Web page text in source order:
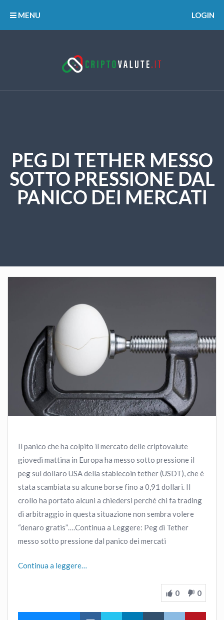
MENU LOGIN
PEG DI TETHER MESSO
SOTTO PRESSIONE DAL
PANICO DEI MERCATI
Il panico che ha colpito il mercato delle criptovalute
giovedì mattina in Europa ha messo sotto pressione il
peg sul dollaro USA della stablecoin tether (USDT), che è
stata scambiata su alcune borse fino a 0,91 dollari. Il
crollo ha portato alcuni a chiedersi perché chi fa trading
di arbitraggio in questa situazione non sembra volere
“denaro gratis”….Continua a Leggere: Peg di Tether
messo sotto pressione dal panico dei mercati
Continua a leggere…
0 0